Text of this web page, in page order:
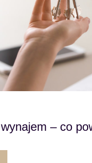
– co